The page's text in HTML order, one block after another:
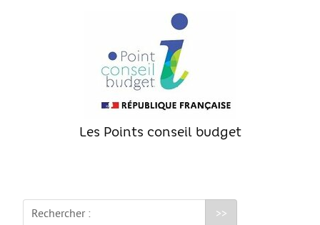
Qui peut m’informer et m’accompagner ?
S’installer et vivre dans mon logement
Annonces logement
Partir en vacances
SANTÉ
Les Points conseil budget
Rechercher :